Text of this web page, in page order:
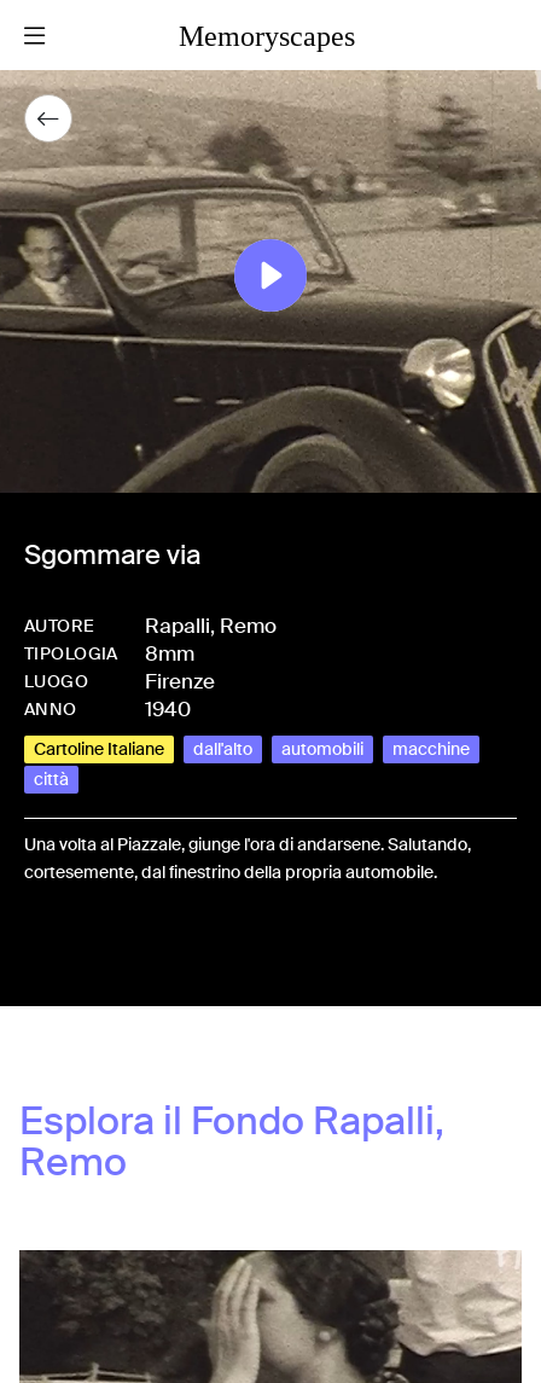
Memoryscapes
Sgommare via
AUTORE Rapalli, Remo
TIPOLOGIA 8mm
LUOGO Firenze
ANNO 1940
Cartoline Italiane dall'alto automobili
macchine
città
Una volta al Piazzale, giunge l'ora di andarsene. Salutando,
cortesemente, dal finestrino della propria automobile.
Esplora il Fondo Rapalli,
Remo